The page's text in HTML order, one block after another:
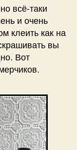
всё-таки
и очень
клеить как на
вы
Вот